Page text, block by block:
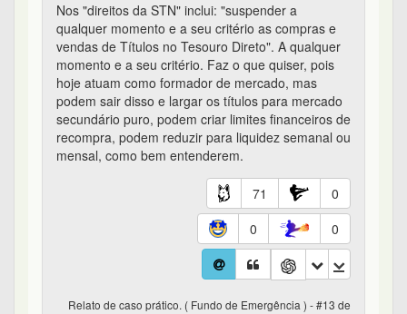
Nos "direitos da STN" inclui: "suspender a
qualquer momento e a seu critério as compras e
vendas de Títulos no Tesouro Direto". A qualquer
momento e a seu critério. Faz o que quiser, pois
hoje atuam como formador de mercado, mas
podem sair disso e largar os títulos para mercado
secundário puro, podem criar limites financeiros de
recompra, podem reduzir para liquidez semanal ou
mensal, como bem entenderem.
71
0
0
0
Relato de caso prático. ( Fundo de Emergência ) - #13 de